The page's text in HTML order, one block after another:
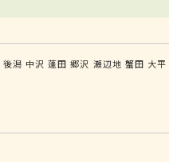
後潟 中沢 蓬田 郷沢 瀬辺地 蟹田 大平